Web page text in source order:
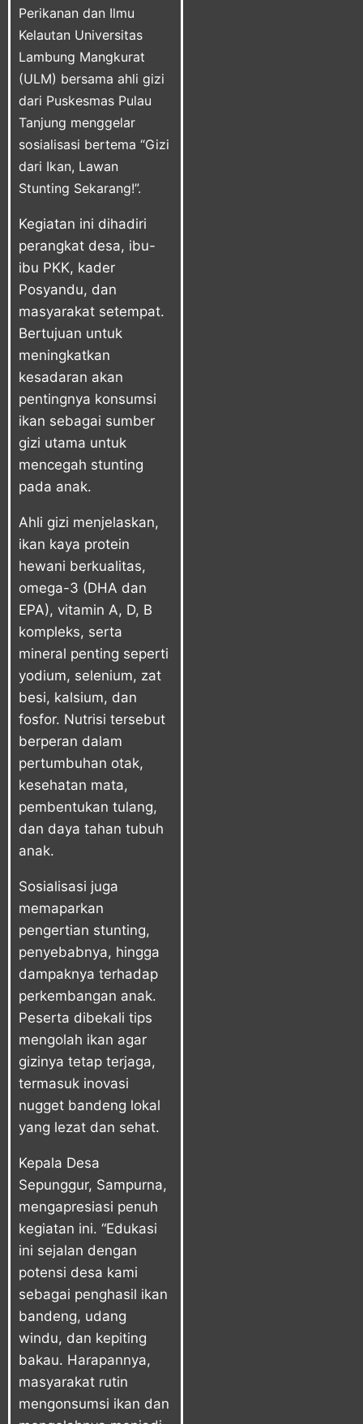
Perikanan dan Ilmu
Kelautan Universitas
Lambung Mangkurat
(ULM) bersama ahli gizi
dari Puskesmas Pulau
Tanjung menggelar
sosialisasi bertema “Gizi
dari Ikan, Lawan
Stunting Sekarang!”.
Kegiatan ini dihadiri
perangkat desa, ibu-
ibu PKK, kader
Posyandu, dan
masyarakat setempat.
Bertujuan untuk
meningkatkan
kesadaran akan
pentingnya konsumsi
ikan sebagai sumber
gizi utama untuk
mencegah stunting
pada anak.
Ahli gizi menjelaskan,
ikan kaya protein
hewani berkualitas,
omega-3 (DHA dan
EPA), vitamin A, D, B
kompleks, serta
mineral penting seperti
yodium, selenium, zat
besi, kalsium, dan
fosfor. Nutrisi tersebut
berperan dalam
pertumbuhan otak,
kesehatan mata,
pembentukan tulang,
dan daya tahan tubuh
anak.
Sosialisasi juga
memaparkan
pengertian stunting,
penyebabnya, hingga
dampaknya terhadap
perkembangan anak.
Peserta dibekali tips
mengolah ikan agar
gizinya tetap terjaga,
termasuk inovasi
nugget bandeng lokal
yang lezat dan sehat.
Kepala Desa
Sepunggur, Sampurna,
mengapresiasi penuh
kegiatan ini. “Edukasi
ini sejalan dengan
potensi desa kami
sebagai penghasil ikan
bandeng, udang
windu, dan kepiting
bakau. Harapannya,
masyarakat rutin
mengonsumsi ikan dan